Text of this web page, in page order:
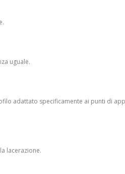
uguale.
adattato specificamente ai punti di
lacerazione.